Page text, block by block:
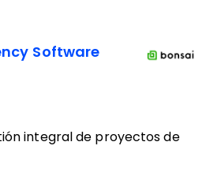
Software
integral de proyectos de